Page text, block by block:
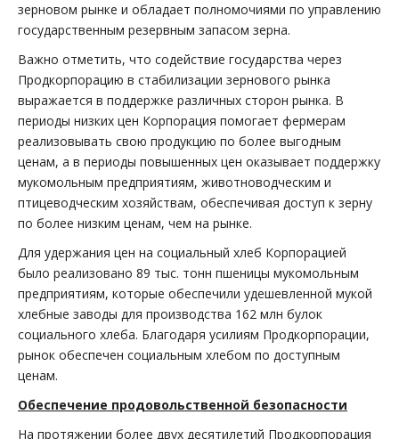
зерновом рынке и обладает полномочиями по управлению
государственным резервным запасом зерна.
Важно отметить, что содействие государства через
Продкорпорацию в стабилизации зернового рынка
выражается в поддержке различных сторон рынка. В
периоды низких цен Корпорация помогает фермерам
реализовывать свою продукцию по более выгодным
ценам, а в периоды повышенных цен оказывает поддержку
мукомольным предприятиям, животноводческим и
птицеводческим хозяйствам, обеспечивая доступ к зерну
по более низким ценам, чем на рынке.
Для удержания цен на социальный хлеб Корпорацией
было реализовано 89 тыс. тонн пшеницы мукомольным
предприятиям, которые обеспечили удешевленной мукой
хлебные заводы для производства 162 млн булок
социального хлеба. Благодаря усилиям Продкорпорации,
рынок обеспечен социальным хлебом по доступным
ценам.
Обеспечение продовольственной безопасности
На протяжении более двух десятилетий Продкорпорация